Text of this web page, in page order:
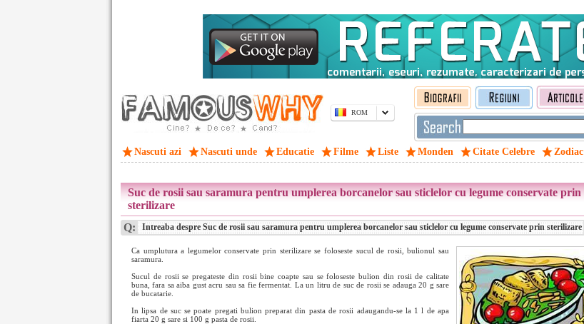
ROM
Nascuti azi Nascuti unde Educatie Filme Liste Monden Citate Celebre Zodiac
Suc de rosii sau saramura pentru umplerea borcanelor sau sticlelor cu legume conservate prin
sterilizare
Q: Intreaba despre Suc de rosii sau saramura pentru umplerea borcanelor sau sticlelor cu legume conservate prin sterilizare
Ca umplutura a legumelor conservate prin sterilizare se foloseste sucul de rosii, bulionul sau
saramura.
Sucul de rosii se pregateste din rosii bine coapte sau se foloseste bulion din rosii de calitate
buna, fara sa aiba gust acru sau sa fie fermentat. La un litru de suc de rosii se adauga 20 g sare
de bucatarie.
In lipsa de suc se poate pregati bulion preparat din pasta de rosii adaugandu-se la 1 l de apa
fiarta 20 g sare si 100 g pasta de rosii.